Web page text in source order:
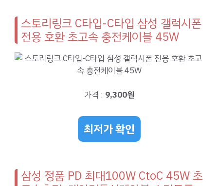
스토리링크 C타입-C타입 삼성 갤럭시폰
전용 호환 초고속 충전케이블 45W
가격 : 9,300원
최저가 확인
삼성 정품 PD 최대100W CtoC 45W 초